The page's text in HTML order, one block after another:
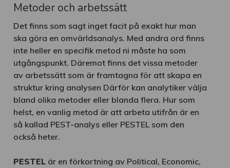
Metoder och arbetssätt
Det finns som sagt inget facit på exakt hur man
ska göra en omvärldsanalys. Med andra ord finns
inte heller en specifik metod ni måste ha som
utgångspunkt. Däremot finns det vissa metoder
av arbetssätt som är framtagna för att skapa en
struktur kring analysen Därför kan analytiker välja
bland olika metoder eller blanda flera. Hur som
helst, en vanlig metod är att arbeta utifrån är en
så kallad PEST-analys eller PESTEL som den
också heter.
PESTEL är en förkortning av Political, Economic,